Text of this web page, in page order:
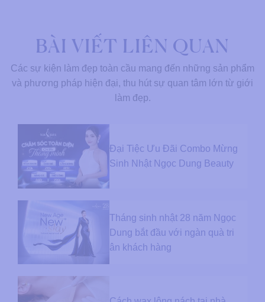
BÀI VIẾT LIÊN QUAN
Các sự kiện làm đẹp toàn cầu mang đến những sản phẩm
và phương pháp hiện đại, thu hút sự quan tâm lớn từ giới
làm đẹp.
Đại Tiệc Ưu Đãi Combo Mừng
Sinh Nhật Ngọc Dung Beauty
Tháng sinh nhật 28 năm Ngọc
Dung bắt đầu với ngàn quà tri
ân khách hàng